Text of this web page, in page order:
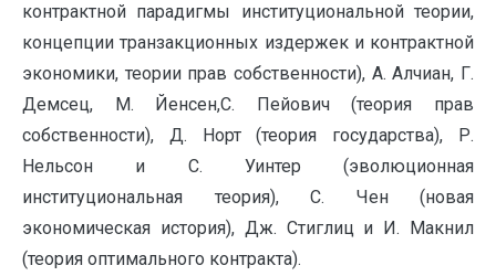
контрактной парадигмы институциональной теории,
концепции транзакционных издержек и контрактной
экономики, теории прав собственности), А. Алчиан, Г.
Демсец, М. Йенсен,С. Пейович (теория прав
собственности), Д. Норт (теория государства), Р.
Нельсон и С. Уинтер (эволюционная
институциональная теория), С. Чен (новая
экономическая история), Дж. Стиглиц и И. Макнил
(теория оптимального контракта).